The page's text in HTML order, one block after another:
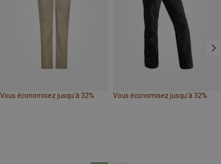
Vous économisez jusqu'à 32% Vous économisez jusqu'à 32%